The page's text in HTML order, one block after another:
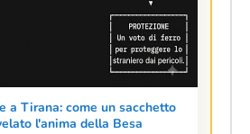
a Tirana: come un sacchetto
l'anima della Besa